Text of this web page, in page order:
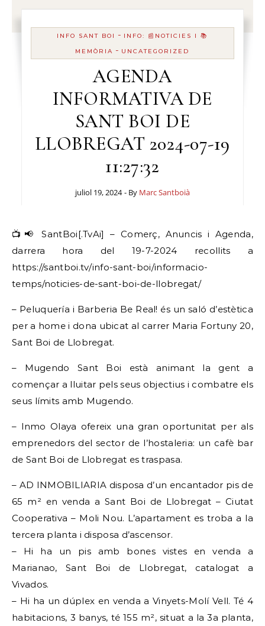
INFO SANT BOI - INFO: 📰NOTICIES I 📚
MEMÒRIA - UNCATEGORIZED
AGENDA
INFORMATIVA DE
SANT BOI DE
LLOBREGAT 2024-07-19
11:27:32
juliol 19, 2024 - By Marc Santboià
📺📢 SantBoi[.TvAi] – Comerç, Anuncis i Agenda,
darrera hora del 19-7-2024 recollits a
https://santboi.tv/info-sant-boi/informacio-
temps/noticies-de-sant-boi-de-llobregat/
– Peluquería i Barberia Be Real! és un saló d’estètica
per a home i dona ubicat al carrer Maria Fortuny 20,
Sant Boi de Llobregat.
– Mugendo Sant Boi està animant la gent a
començar a lluitar pels seus objectius i combatre els
seus límits amb Mugendo.
– Inmo Olaya ofereix una gran oportunitat per als
emprenedors del sector de l’hostaleria: un cafè bar
de Sant Boi de Llobregat es traspasa.
– AD INMOBILIARIA disposa d’un encantador pis de
65 m² en venda a Sant Boi de Llobregat – Ciutat
Cooperativa – Moli Nou. L’apartament es troba a la
tercera planta i disposa d’ascensor.
– Hi ha un pis amb bones vistes en venda a
Marianao, Sant Boi de Llobregat, catalogat a
Vivados.
– Hi ha un dúplex en venda a Vinyets-Molí Vell. Té 4
habitacions, 3 banys, té 155 m², situat a la 3a planta,